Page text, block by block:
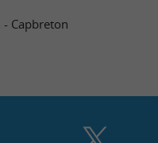
- Capbreton